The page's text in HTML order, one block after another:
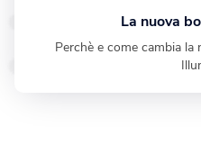
La nuova
Perchè e come cambia